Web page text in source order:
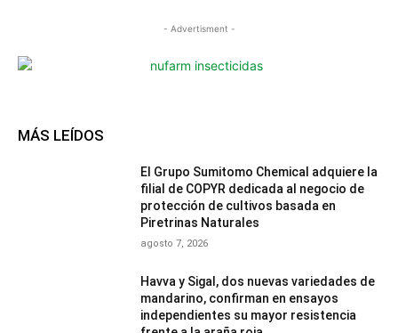
- Advertisment -
MÁS LEÍDOS
El Grupo Sumitomo Chemical adquiere la
filial de COPYR dedicada al negocio de
protección de cultivos basada en
Piretrinas Naturales
agosto 7, 2026
Havva y Sigal, dos nuevas variedades de
mandarino, confirman en ensayos
independientes su mayor resistencia